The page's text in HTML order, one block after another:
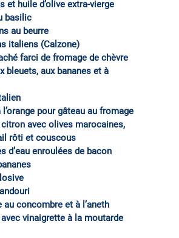
et huile d’olive extra-vierge
basilic
au beurre
italiens (Calzone)
farci de fromage de chèvre
bleuets, aux bananes et à
l’orange pour gâteau au fromage
avec olives marocaines,
rôti et couscous
d’eau enroulées de bacon
au concombre et à l’aneth
vinaigrette à la moutarde